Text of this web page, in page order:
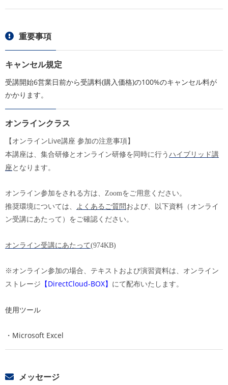
重要事項
キャンセル規定
受講開始6営業日前から受講料(購入価格)の100%のキャンセル料が
かかります。
オンラインクラス
【オンラインLive講座 参加の注意事項】
本講座は、集合研修とオンライン研修を同時に行う ハイブリッド講
座 となります。
オンライン参加をされる方は、 Zoomをご用意ください。
推奨環境については、
よくあるご質問および、以下資料（オンライ
ン受講にあたって）をご確認ください。
オンライン受講にあたって(974KB)
※オンライン参加の場合、テキストおよび演習資料は、オンライン
ストレージ 【 DirectCloud-BOX】 にて配布いたします。
使用ツール
・ Microsoft Excel
メッセージ